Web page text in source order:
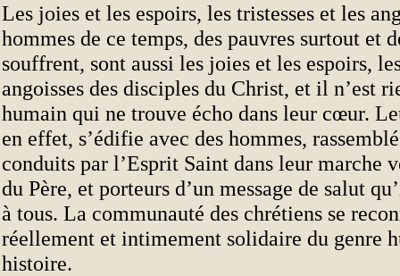
Les joies et les espoirs, les tristesses et les
hommes de ce temps, des pauvres surtout et
souffrent, sont aussi les joies et les espoirs,
angoisses des disciples du Christ, et il n’est
humain qui ne trouve écho dans leur cœur.
en effet, s’édifie avec des hommes,
conduits par l’Esprit Saint dans leur marche
du Père, et porteurs d’un message de salut
à tous. La communauté des chrétiens se
réellement et intimement solidaire du genre
histoire.